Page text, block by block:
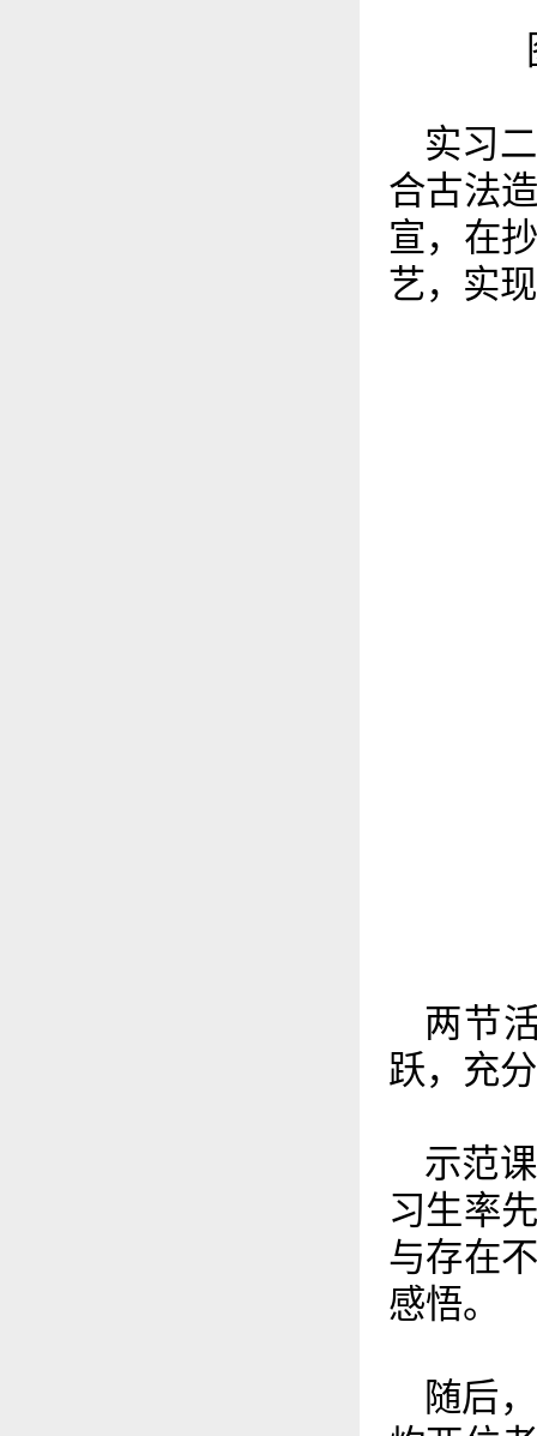
实习
合古法
宣，在
艺，实
两节
跃，充
示范
习生率
与存在
感悟。
随后